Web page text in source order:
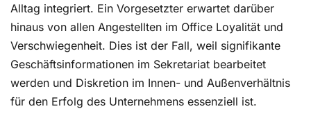
Fehleinstellungen vermeiden
Jede falsche Entscheidung bei der
Personalauswahl führt zu hohen Folgekosten,
potenzieller Unsicherheit unter den Mitarbeitenden
und einem immensen organisatorischen Aufwand.
Deshalb lohnt sich die Ursachenforschung.
Alltag integriert. Ein Vorgesetzter erwartet darüber
hinaus von allen Angestellten im Office Loyalität und
Verschwiegenheit. Dies ist der Fall, weil signifikante
Geschäftsinformationen im Sekretariat bearbeitet
werden und Diskretion im Innen- und Außenverhältnis
für den Erfolg des Unternehmens essenziell ist.